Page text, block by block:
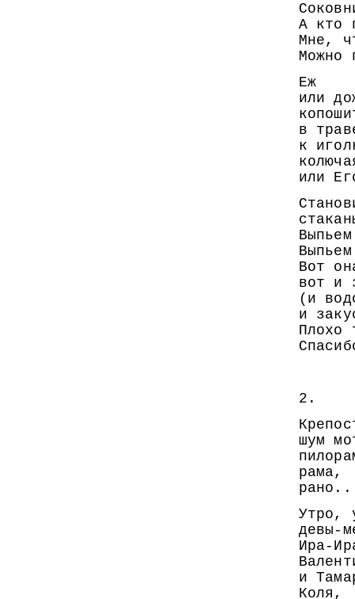
А кто
Мне,
Можно
Еж
или
в
к
или
Вот
вот и
(и
и
Плохо
2.
шум
рама,
Утро,
девы-
Ира-
и
Коля,